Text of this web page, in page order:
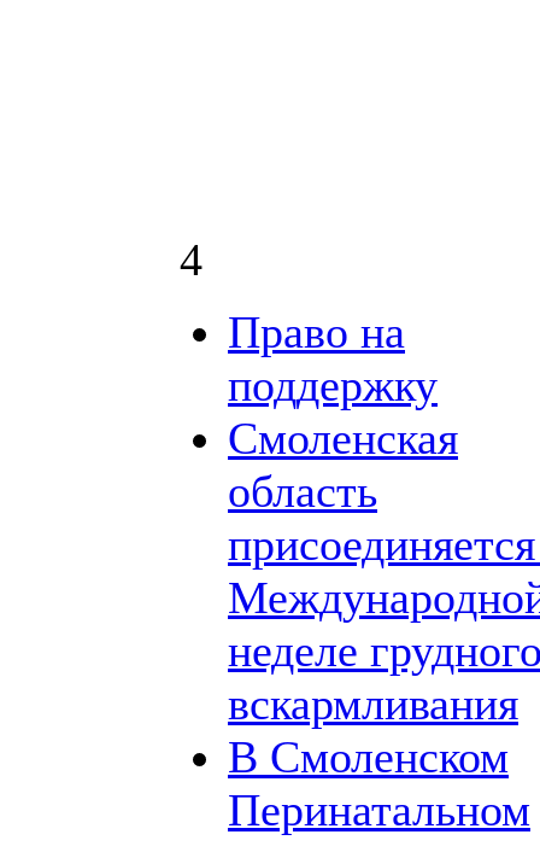
4
Право на
поддержку
Смоленская
область
неделе
вскармливания
В Смоленском
Перинатальном